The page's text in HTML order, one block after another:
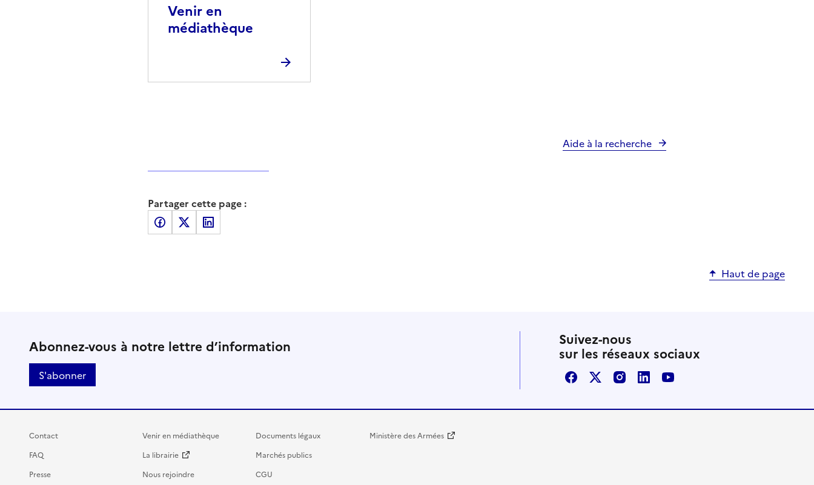
Venir en
médiathèque
Aide à la recherche
Partager cette page :
Partager sur Facebook
Partager sur XPartager sur LinkedIn
Haut de page
Abonnez-vous à notre lettre d’information
S'abonner
Suivez-nous
sur les réseaux sociaux
FacebookX / TwitterInstagram
LinkedInYoutube
Contact
FAQ
Presse
Venir en médiathèque
La librairie
Nous rejoindre
Documents légaux
Marchés publics
CGU
Ministère des Armées